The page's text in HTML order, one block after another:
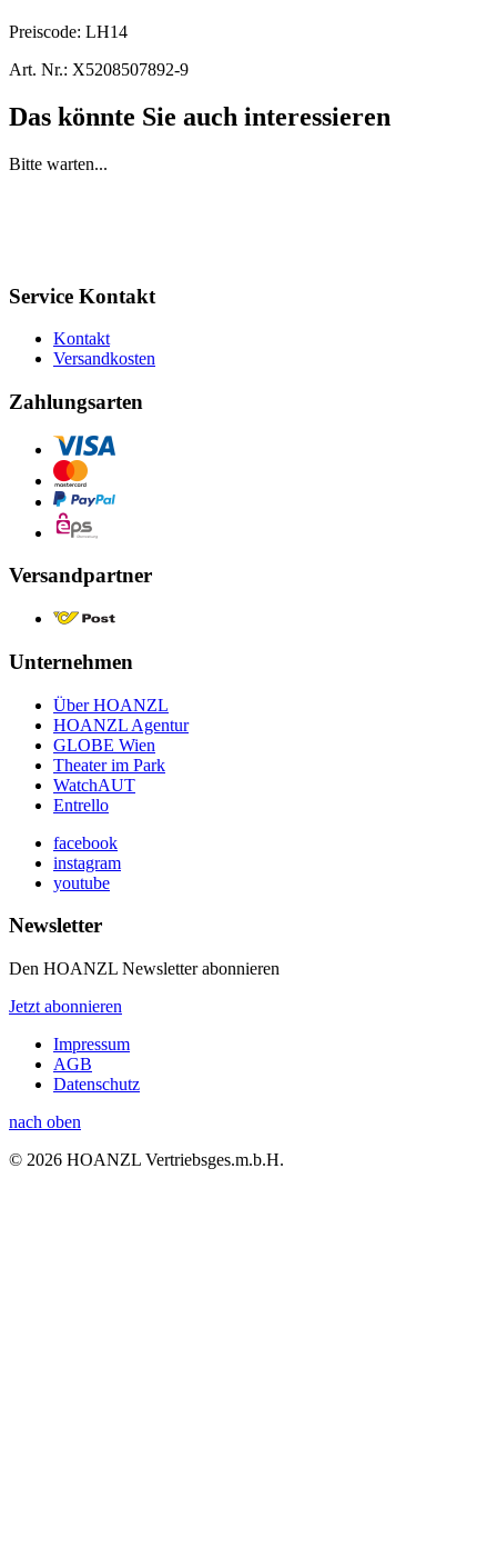
Preiscode: LH14
Art. Nr.: X5208507892-9
Das könnte Sie auch interessieren
Bitte warten...
Service Kontakt
Kontakt
Versandkosten
Zahlungsarten
Versandpartner
Unternehmen
Über HOANZL
HOANZL Agentur
GLOBE Wien
Theater im Park
WatchAUT
Entrello
facebook
instagram
youtube
Newsletter
Den HOANZL Newsletter abonnieren
Jetzt abonnieren
Impressum
AGB
Datenschutz
nach oben
© 2026 HOANZL Vertriebsges.m.b.H.